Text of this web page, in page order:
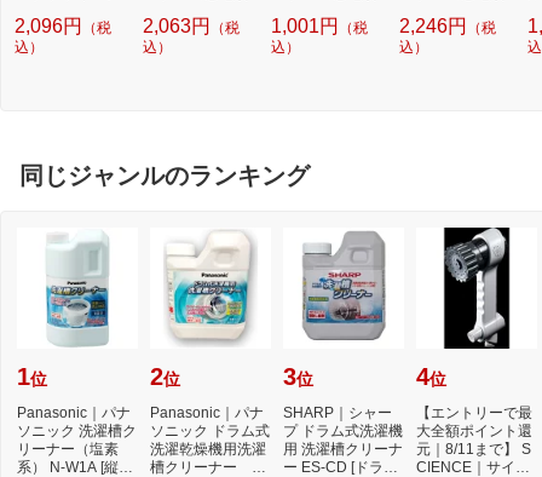
3号 80g N3MPB8
0
2,096円
（税
込）
グリーン N3MJS8
0GE
2,063円
（税
込）
g N3MJK70
1,001円
（税
込）
0g テープ付 N3MJ
W100Q
2,246円
（税
込）
同じジャンルのランキング
1位
Panasonic｜パナ
ソニック 洗濯槽ク
リーナー（塩素
系） N-W1A [縦型
2位
Panasonic｜パナ
ソニック ドラム式
洗濯乾燥機用洗濯
槽クリーナー N-
3位
SHARP｜シャー
プ ドラム式洗濯機
用 洗濯槽クリーナ
ー ES-CD [ドラム
4位
【エントリーで最
大全額ポイント還
元｜8/11まで】 S
CIENCE｜サイエ